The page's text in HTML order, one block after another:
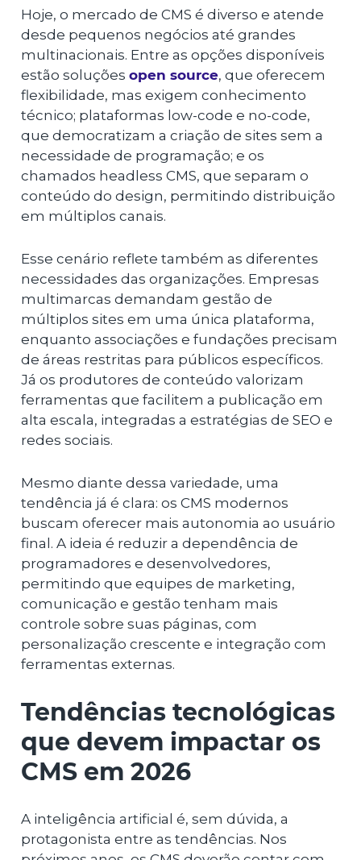
Hoje, o mercado de CMS é diverso e atende
desde pequenos negócios até grandes
multinacionais. Entre as opções disponíveis
estão soluções open source, que oferecem
flexibilidade, mas exigem conhecimento
técnico; plataformas low-code e no-code,
que democratizam a criação de sites sem a
necessidade de programação; e os
chamados headless CMS, que separam o
conteúdo do design, permitindo distribuição
em múltiplos canais.
Esse cenário reflete também as diferentes
necessidades das organizações. Empresas
multimarcas demandam gestão de
múltiplos sites em uma única plataforma,
enquanto associações e fundações precisam
de áreas restritas para públicos específicos.
Já os produtores de conteúdo valorizam
ferramentas que facilitem a publicação em
alta escala, integradas a estratégias de SEO e
redes sociais.
Mesmo diante dessa variedade, uma
tendência já é clara: os CMS modernos
buscam oferecer mais autonomia ao usuário
final. A ideia é reduzir a dependência de
programadores e desenvolvedores,
permitindo que equipes de marketing,
comunicação e gestão tenham mais
controle sobre suas páginas, com
personalização crescente e integração com
ferramentas externas.
Tendências tecnológicas
que devem impactar os
CMS em 2026
A inteligência artificial é, sem dúvida, a
protagonista entre as tendências. Nos